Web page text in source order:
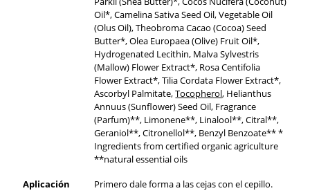
Oil*, Camelina Sativa Seed Oil, Vegetable Oil
(Olus Oil), Theobroma Cacao (Cocoa) Seed
Butter*, Olea Europaea (Olive) Fruit Oil*,
Hydrogenated Lecithin, Malva Sylvestris
(Mallow) Flower Extract*, Rosa Centifolia
Flower Extract*, Tilia Cordata Flower Extract*,
Ascorbyl Palmitate,Tocopherol, Helianthus
Annuus (Sunflower) Seed Oil, Fragrance
(Parfum)**, Limonene**, Linalool**, Citral**,
Geraniol**, Citronellol**, Benzyl Benzoate** *
Ingredients from certified organic agriculture
**natural essential oils
Aplicación
Primero dale forma a las cejas con el cepillo.